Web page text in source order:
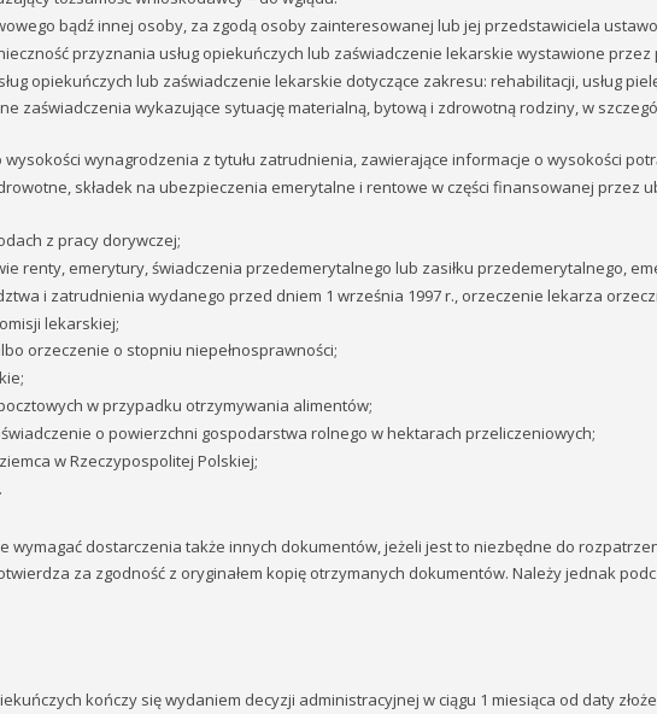
bądź innej osoby, za zgodą osoby zainteresowanej lub jej przedstawiciela
przyznania usług opiekuńczych lub zaświadczenie lekarskie wystawione
opiekuńczych lub zaświadczenie lekarskie dotyczące zakresu: rehabilitacji, usług
zaświadczenia wykazujące sytuację materialną, bytową i zdrowotną rodziny, w
wynagrodzenia z tytułu zatrudnienia, zawierające informacje o wysokości
składek na ubezpieczenia emerytalne i rentowe w części finansowanej przez
z pracy dorywczej;
renty, emerytury, świadczenia przedemerytalnego lub zasiłku przedemerytalnego,
i zatrudnienia wydanego przed dniem 1 września 1997 r., orzeczenie lekarza
lekarskiej;
orzeczenie o stopniu niepełnosprawności;
w przypadku otrzymywania alimentów;
o powierzchni gospodarstwa rolnego w hektarach przeliczeniowych;
w Rzeczypospolitej Polskiej;
wymagać dostarczenia także innych dokumentów, jeżeli jest to niezbędne do
za zgodność z oryginałem kopię otrzymanych dokumentów. Należy jednak
kończy się wydaniem decyzji administracyjnej w ciągu 1 miesiąca od daty